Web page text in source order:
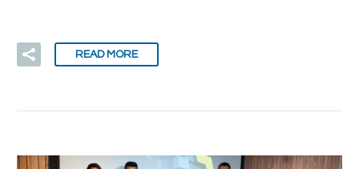
READ MORE